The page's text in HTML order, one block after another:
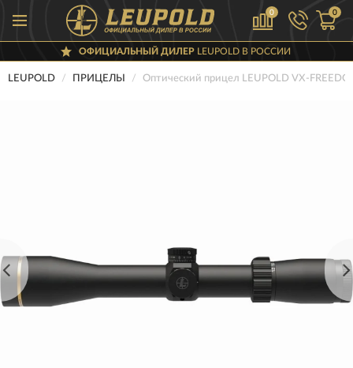
0 0
ОФИЦИАЛЬНЫЙ ДИЛЕР LEUPOLD В РОССИИ
LEUPOLD ПРИЦЕЛЫ Оптический прицел LEUPOLD VX-